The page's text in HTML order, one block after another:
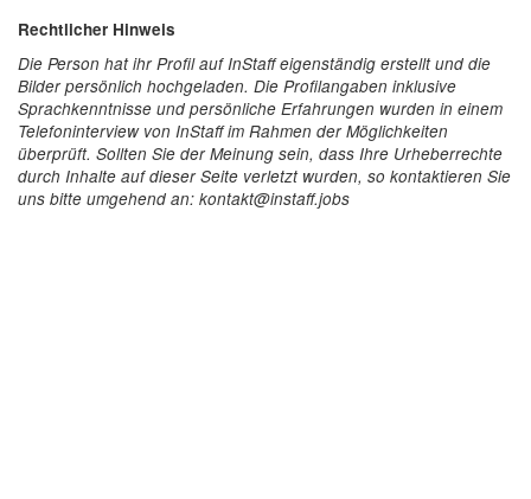
Rechtlicher Hinweis
Die Person hat ihr Profil auf InStaff eigenständig erstellt und die
Bilder persönlich hochgeladen. Die Profilangaben inklusive
Sprachkenntnisse und persönliche Erfahrungen wurden in einem
Telefoninterview von InStaff im Rahmen der Möglichkeiten
überprüft. Sollten Sie der Meinung sein, dass Ihre Urheberrechte
durch Inhalte auf dieser Seite verletzt wurden, so kontaktieren Sie
uns bitte umgehend an: kontakt@instaff.jobs